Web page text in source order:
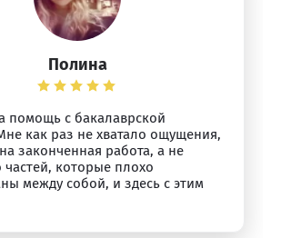
Полина
помощь с бакалаврской
как раз не хватало ощущения,
законченная работа, а не
частей, которые плохо
между собой, и здесь с этим